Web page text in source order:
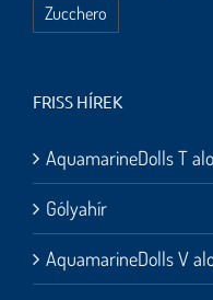
Zucchero
FRISS HÍREK
AquamarineDolls T
Gólyahír
AquamarineDolls V